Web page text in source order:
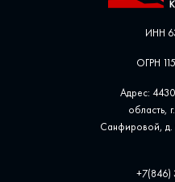
ИНН
ОГРН
Адрес:
область,
Санфировой, д.
+7(846)